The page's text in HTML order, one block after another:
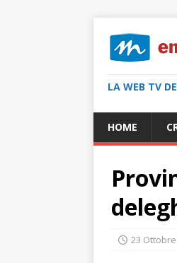
LA WEB TV
HOME
23